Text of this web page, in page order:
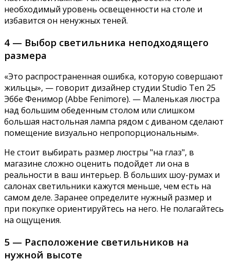
необходимый уровень освещенности на столе и
избавится он ненужных теней.
4 — Выбор светильника неподходящего
размера
«Это распространенная ошибка, которую совершают
жильцы», — говорит дизайнер студии Studio Ten 25
Эббе Фенимор (Abbe Fenimore). — Маленькая люстра
над большим обеденным столом или слишком
большая настольная лампа рядом с диваном сделают
помещение визуально непропорциональным».
Не стоит выбирать размер люстры "на глаз", в
магазине сложно оценить подойдет ли она в
реальности в ваш интерьер. В больших шоу-румах и
салонах светильники кажутся меньше, чем есть на
самом деле. Заранее определите нужный размер и
при покупке ориентируйтесь на него. Не полагайтесь
на ощущения.
5 — Расположение светильников на
нужной высоте